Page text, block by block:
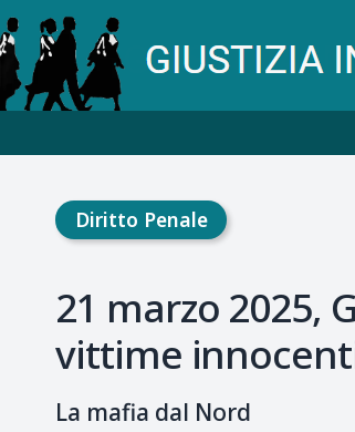
Diritto Penale
21 marzo 2025,
vittime
La mafia dal Nord